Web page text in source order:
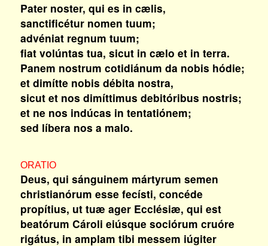
Pater noster, qui es in cælis,
sanctificétur nomen tuum;
advéniat regnum tuum;
fiat volúntas tua, sicut in cælo et in terra.
Panem nostrum cotidiánum da nobis hódie;
et dimítte nobis débita nostra,
sicut et nos dimíttimus debitóribus nostris;
et ne nos indúcas in tentatiónem;
sed líbera nos a malo.
ORATIO
Deus, qui sánguinem mártyrum semen
christianórum esse fecísti, concéde
propítius, ut tuæ ager Ecclésiæ, qui est
beatórum Cároli eiúsque sociórum cruóre
rigátus, in amplam tibi messem iúgiter